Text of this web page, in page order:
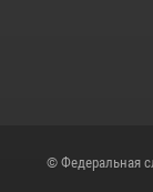
© Федеральная